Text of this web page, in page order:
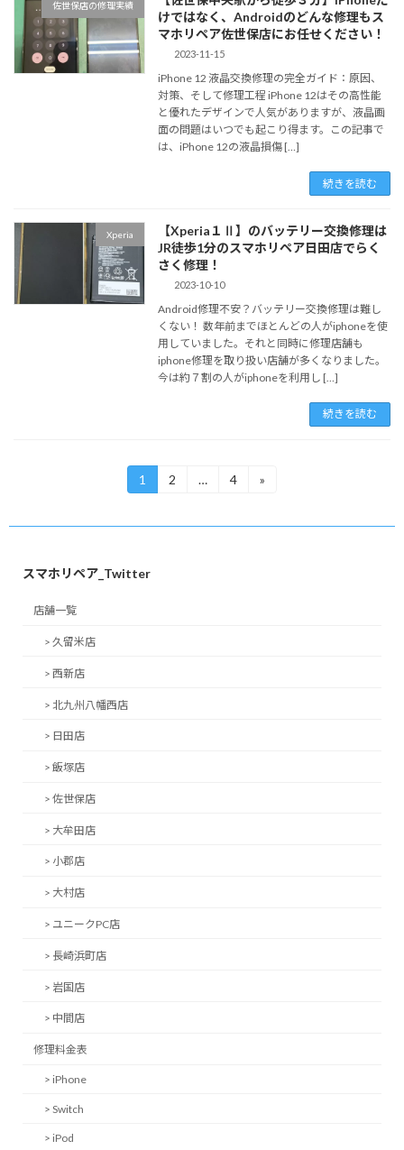
佐世保店の修理実績
けではなく、Androidのどんな修理もス
マホリペア佐世保店にお任せください！
2023-11-15
iPhone 12 液晶交換修理の完全ガイド：原因、
対策、そして修理工程 iPhone 12はその高性能
と優れたデザインで人気がありますが、液晶画
面の問題はいつでも起こり得ます。この記事で
は、iPhone 12の液晶損傷 […]
続きを読む
Xperia
【Xperia１Ⅱ】のバッテリー交換修理は
JR徒歩1分のスマホリペア日田店でらく
さく修理！
2023-10-10
Android修理不安？バッテリー交換修理は難し
くない！ 数年前までほとんどの人がiphoneを使
用していました。それと同時に修理店舗も
iphone修理を取り扱い店舗が多くなりました。
今は約７割の人がiphoneを利用し […]
続きを読む
ペ
ー
固
定
1
固
2 …
固
4 »
スマホリペア_Twitter
店舗一覧
> 久留米店
> 西新店
> 北九州八幡西店
> 日田店
> 飯塚店
> 佐世保店
> 大牟田店
> 小郡店
> 大村店
> ユニークPC店
> 長崎浜町店
> 岩国店
> 中間店
修理料金表
> iPhone
> Switch
> iPod